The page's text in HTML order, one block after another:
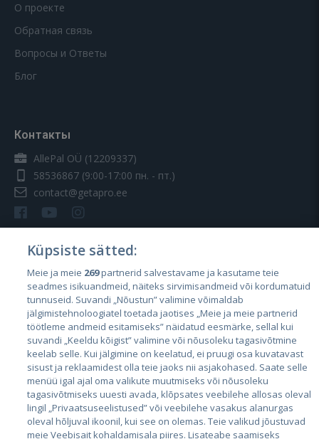
О проекте
Обратная связь
Вопросы и Ответы
Блог
Контакты
AllePal OÜ (12209337)
58536867 (9:00-17:00 пн. - пт.)
contact@getapro.ee
Страны
Эстония
Латвия
Литва
Küpsiste sätted:
Meie ja meie 269partnerid salvestavame ja kasutame teie
seadmes isikuandmeid, näiteks sirvimisandmeid või kordumatuid
tunnuseid. Suvandi „Nõustun” valimine võimaldab
jälgimistehnoloogiatel toetada jaotises „Meie ja meie partnerid
töötleme andmeid esitamiseks” näidatud eesmärke, sellal kui
suvandi „Keeldu kõigist” valimine või nõusoleku tagasivõtmine
keelab selle. Kui jälgimine on keelatud, ei pruugi osa kuvatavast
sisust ja reklaamidest olla teie jaoks nii asjakohased. Saate selle
menüü igal ajal oma valikute muutmiseks või nõusoleku
tagasivõtmiseks uuesti avada, klõpsates veebilehe allosas oleval
lingil „Privaatsuseelistused” või veebilehe vasakus alanurgas
oleval hõljuval ikoonil, kui see on olemas. Teie valikud jõustuvad
meie Veebisait kohaldamisala piires. Lisateabe saamiseks